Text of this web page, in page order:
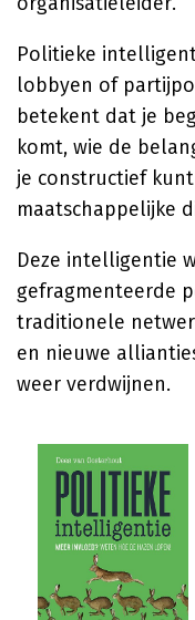
Politieke
lobbyen of
betekent dat je
komt, wie de
je constructief
maatschappelijke
Deze intelligentie
gefragmenteerde
traditionele
en nieuwe
weer verdwijnen.